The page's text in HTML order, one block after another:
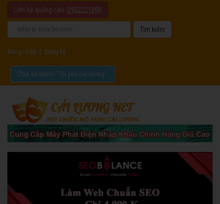
Liên hệ quảng cáo: 0932221090
Đăng nhập Đăng ký
Chia sẻ video "Tôi yêu cải lương".